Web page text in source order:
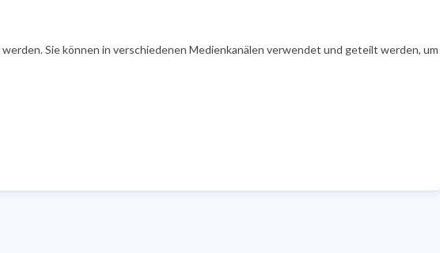
Sie können in verschiedenen Medienkanälen verwendet und geteilt